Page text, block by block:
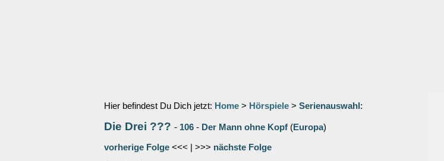
Hier befindest Du Dich jetzt: Home > Hörspiele > Serienauswahl :
Die Drei ??? - 106 - Der Mann ohne Kopf (Europa)
vorherige Folge <<< | >>> nächste Folge